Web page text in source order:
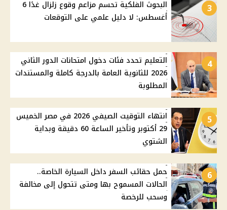
3
البحوث الفلكية تحسم مزاعم وقوع زلزال غدًا 6
أغسطس: لا دليل علمي على التوقعات
4
التعليم تحدد فئات دخول امتحانات الدور الثاني
2026 للثانوية العامة بالدرجة كاملة والمستندات
المطلوبة
5
انتهاء التوقيت الصيفي 2026 في مصر الخميس
29 أكتوبر وتأخير الساعة 60 دقيقة وبداية
الشتوي
6
حمل حقائب السفر داخل السيارة الخاصة..
الحالات المسموح بها ومتى تتحول إلى مخالفة
وسحب للرخصة